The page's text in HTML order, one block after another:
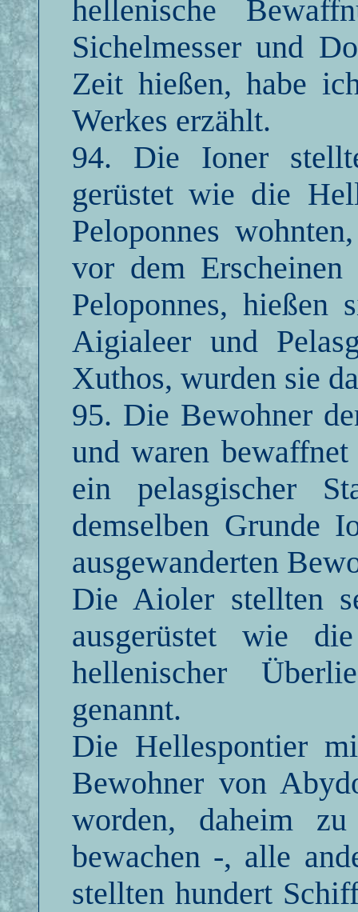
hellenische
Sichelmesser und
Zeit hießen, habe
Werkes erzählt.
94. Die Ioner
gerüstet wie die
Peloponnes
vor dem
Peloponnes,
Aigialeer und
Xuthos, wurden sie
95. Die Bewohner
und waren
ein pelasgischer
demselben Grunde
ausgewanderten
Die Aioler stellten
ausgerüstet wie
hellenischer
genannt.
Die Hellespontier
Bewohner von
worden, daheim
bewachen -, alle
stellten hundert